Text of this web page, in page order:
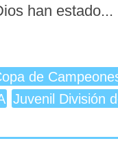
han estado...
de
Juvenil División